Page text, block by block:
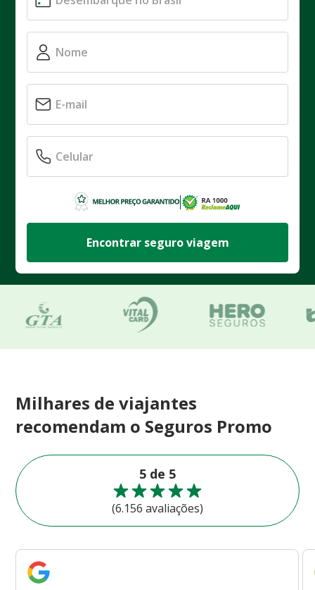
Encontrar seguro viagem
Milhares de viajantes
recomendam o Seguros Promo
5 de 5
(6.156 avaliações)